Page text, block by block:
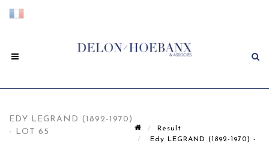
EDY LEGRAND (1892-1970)
- LOT 65
Result
Edy LEGRAND (1892-1970) -